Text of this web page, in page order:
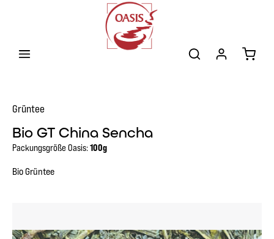
Grüntee
Bio GT China Sencha
Packungsgröße Oasis:100g
Bio Grüntee